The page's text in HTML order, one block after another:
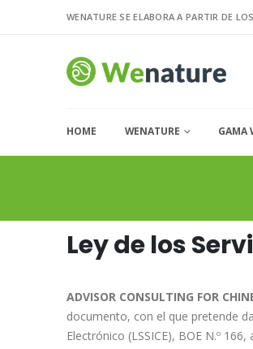
WENATURE SE ELABORA A PARTIR DE
HOME WENATURE GAMA
Ley de los
ADVISOR CONSULTING FOR
documento, con el que pretende
Electrónico (LSSICE), BOE N.º